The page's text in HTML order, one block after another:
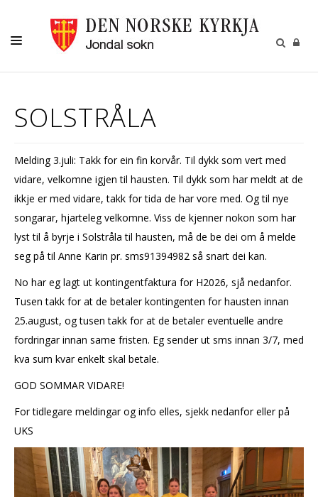
BORN
KOR OG KYRKJEMUSIKK
JONDAL SOKN
SOLSTRÅLA
Melding 3.juli: Takk for ein fin korvår. Til dykk som vert med
vidare, velkomne igjen til hausten. Til dykk som har meldt at de
ikkje er med vidare, takk for tida de har vore med. Og til nye
songarar, hjarteleg velkomne. Viss de kjenner nokon som har
lyst til å byrje i Solstråla til hausten, må de be dei om å melde
seg på til Anne Karin pr. sms91394982 så snart dei kan.
No har eg lagt ut kontingentfaktura for H2026, sjå nedanfor.
Tusen takk for at de betaler kontingenten for hausten innan
25.august, og tusen takk for at de betaler eventuelle andre
fordringar innan same fristen. Eg sender ut sms innan 3/7, med
kva sum kvar enkelt skal betale.
GOD SOMMAR VIDARE!
For tidlegare meldingar og info elles, sjekk nedanfor eller på
UKS